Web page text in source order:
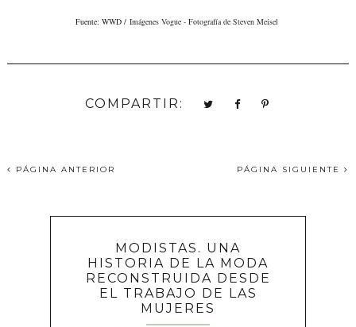
Fuente: WWD / Imágenes Vogue - Fotografía de Steven Meisel
COMPARTIR:
PÁGINA ANTERIOR PÁGINA SIGUIENTE
MODISTAS. UNA
HISTORIA DE LA MODA
RECONSTRUIDA DESDE
EL TRABAJO DE LAS
MUJERES